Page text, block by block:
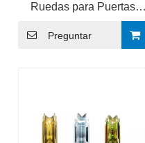
Ruedas para Puertas
Correderas Ruedas para
Puertas Correderas Road
Preguntar